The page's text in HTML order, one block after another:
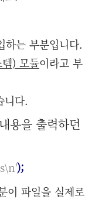
하는 부분입니다.
) 모듈이라고 부
니다.
용을 출력하던
);
이 파일을 실제로